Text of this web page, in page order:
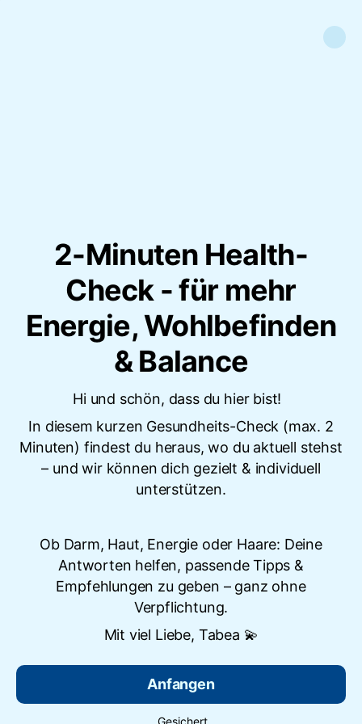
2-Minuten Health-
Check - für mehr
Energie, Wohlbefinden
& Balance
Hi und schön, dass du hier bist!
In diesem kurzen Gesundheits-Check (max. 2
Minuten) findest du heraus, wo du aktuell stehst
– und wir können dich gezielt & individuell
unterstützen.
Ob Darm, Haut, Energie oder Haare: Deine
Antworten helfen, passende Tipps &
Empfehlungen zu geben – ganz ohne
Verpflichtung.
Mit viel Liebe, Tabea 💫
Anfangen
Gesichert